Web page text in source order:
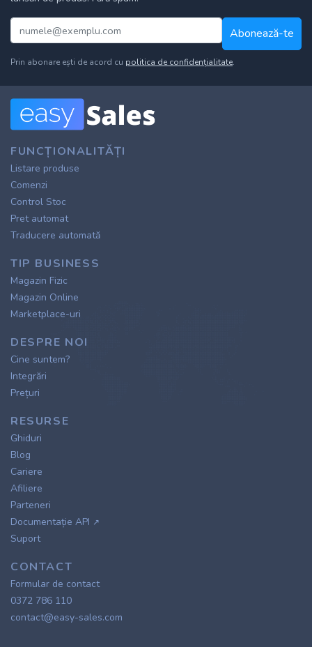
Abonează-te
Prin abonare ești de acord cu politica de confidențialitate.
FUNCȚIONALITĂȚI
Listare produse
Comenzi
Control Stoc
Pret automat
Traducere automată
TIP BUSINESS
Magazin Fizic
Magazin Online
Marketplace-uri
DESPRE NOI
Cine suntem?
Integrări
Prețuri
RESURSE
Ghiduri
Blog
Cariere
Afiliere
Parteneri
Documentație API ↗
Suport
CONTACT
Formular de contact
0372 786 110
contact@easy-sales.com